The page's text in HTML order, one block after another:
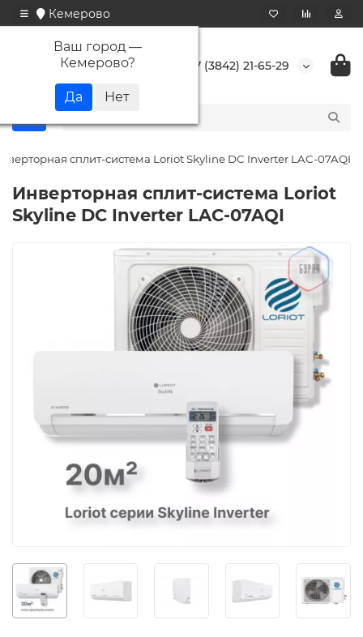
Кемерово
Ваш город —
Кемерово? +7 (3842) 21-65-29
сплит-система Loriot Skyline DC Inverter LAC-07AQI
Инверторная сплит-система Loriot
Skyline DC Inverter LAC-07AQI